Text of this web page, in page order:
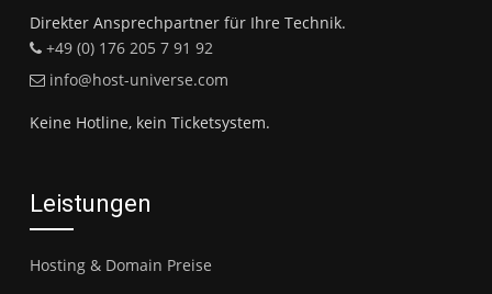
Direkter Ansprechpartner für Ihre Technik.
+49 (0) 176 205 7 91 92
info@host-universe.com
Keine Hotline, kein Ticketsystem.
Leistungen
Hosting & Domain Preise